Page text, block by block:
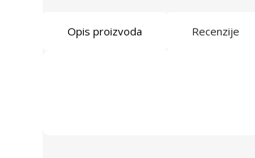
Opis proizvoda Recenzije